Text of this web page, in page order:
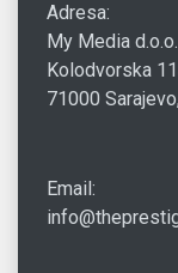
Adresa:
My Media d.o.o.
Kolodvorska
71000
Email: